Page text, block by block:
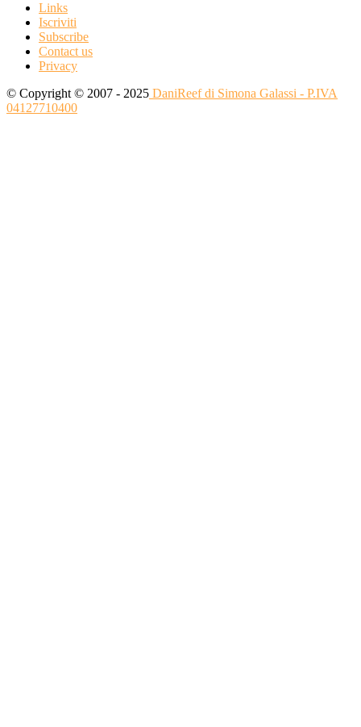
Links
Iscriviti
Subscribe
Contact us
Privacy
© Copyright © 2007 - 2025 DaniReef di Simona Galassi - P.IVA
04127710400